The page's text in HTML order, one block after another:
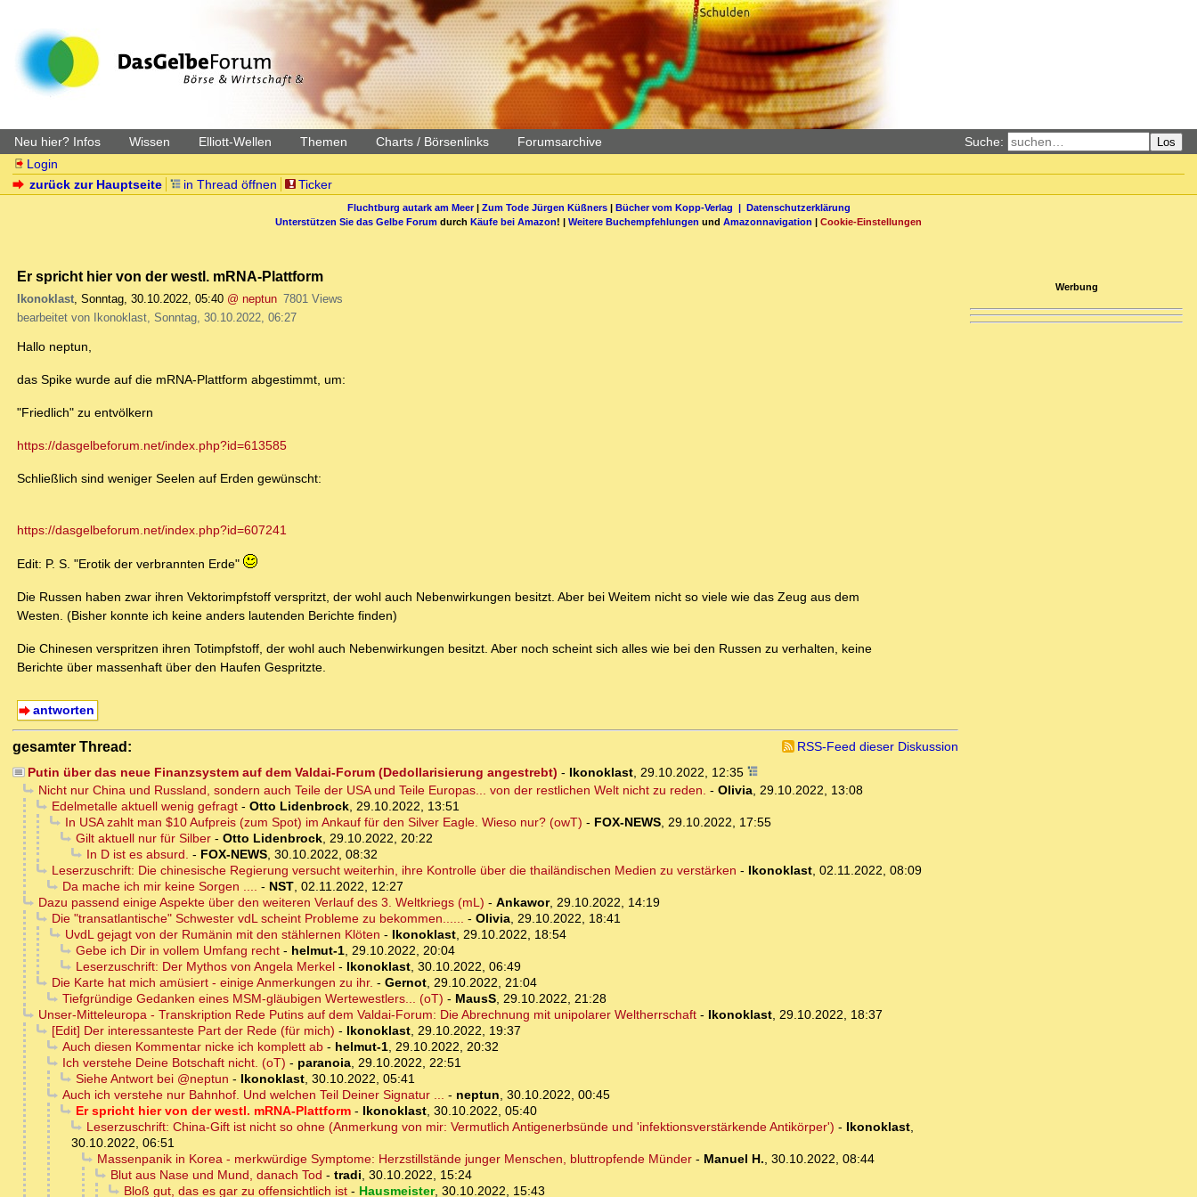
Neu hier? Infos Wissen Elliott-Wellen Themen Charts / Börsenlinks Forumsarchive Suche: Los
Login
zurück zur Hauptseite
in Thread öffnen Ticker
Fluchtburg autark am Meer| Zum Tode Jürgen Küßners| Bücher vom Kopp-Verlag | Datenschutzerklärung
Unterstützen Sie das Gelbe Forum durch Käufe bei Amazon! | Weitere Buchempfehlungen und Amazonnavigation | Cookie-Einstellungen
Er spricht hier von der westl. mRNA-Plattform
Ikonoklast, Sonntag, 30.10.2022, 05:40 @ neptun 7801 Views
bearbeitet von Ikonoklast, Sonntag, 30.10.2022, 06:27
Hallo neptun,
das Spike wurde auf die mRNA-Plattform abgestimmt, um:
"Friedlich" zu entvölkern
https://dasgelbeforum.net/index.php?id=613585
Schließlich sind weniger Seelen auf Erden gewünscht:
https://dasgelbeforum.net/index.php?id=607241
Edit: P. S. "Erotik der verbrannten Erde"
Die Russen haben zwar ihren Vektorimpfstoff verspritzt, der wohl auch Nebenwirkungen besitzt. Aber bei Weitem nicht so viele wie das Zeug aus dem
Westen. (Bisher konnte ich keine anders lautenden Berichte finden)
Die Chinesen verspritzen ihren Totimpfstoff, der wohl auch Nebenwirkungen besitzt. Aber noch scheint sich alles wie bei den Russen zu verhalten, keine
Berichte über massenhaft über den Haufen Gespritzte.
antworten
gesamter Thread:
RSS-Feed dieser Diskussion
Putin über das neue Finanzsystem auf dem Valdai-Forum (Dedollarisierung angestrebt) - Ikonoklast, 29.10.2022, 12:35
Nicht nur China und Russland, sondern auch Teile der USA und Teile Europas... von der restlichen Welt nicht zu reden. - Olivia, 29.10.2022, 13:08
Edelmetalle aktuell wenig gefragt- Otto Lidenbrock, 29.10.2022, 13:51
In USA zahlt man $10 Aufpreis (zum Spot) im Ankauf für den Silver Eagle. Wieso nur? (owT) - FOX-NEWS, 29.10.2022, 17:55
Gilt aktuell nur für Silber- Otto Lidenbrock, 29.10.2022, 20:22
In D ist es absurd. - FOX-NEWS, 30.10.2022, 08:32
Leserzuschrift: Die chinesische Regierung versucht weiterhin, ihre Kontrolle über die thailändischen Medien zu verstärken - Ikonoklast, 02.11.2022, 08:09
Da mache ich mir keine Sorgen .... - NST, 02.11.2022, 12:27
Dazu passend einige Aspekte über den weiteren Verlauf des 3. Weltkriegs (mL) - Ankawor, 29.10.2022, 14:19
Die "transatlantische" Schwester vdL scheint Probleme zu bekommen...... - Olivia, 29.10.2022, 18:41
UvdL gejagt von der Rumänin mit den stählernen Klöten - Ikonoklast, 29.10.2022, 18:54
Gebe ich Dir in vollem Umfang recht- helmut-1, 29.10.2022, 20:04
Leserzuschrift: Der Mythos von Angela Merkel- Ikonoklast, 30.10.2022, 06:49
Die Karte hat mich amüsiert - einige Anmerkungen zu ihr. - Gernot, 29.10.2022, 21:04
Tiefgründige Gedanken eines MSM-gläubigen Wertewestlers... (oT) - MausS, 29.10.2022, 21:28
Unser-Mitteleuropa - Transkription Rede Putins auf dem Valdai-Forum: Die Abrechnung mit unipolarer Weltherrschaft- Ikonoklast, 29.10.2022, 18:37
[Edit] Der interessanteste Part der Rede (für mich) - Ikonoklast, 29.10.2022, 19:37
Auch diesen Kommentar nicke ich komplett ab- helmut-1, 29.10.2022, 20:32
Ich verstehe Deine Botschaft nicht. (oT) - paranoia, 29.10.2022, 22:51
Siehe Antwort bei @neptun - Ikonoklast, 30.10.2022, 05:41
Auch ich verstehe nur Bahnhof. Und welchen Teil Deiner Signatur ... - neptun, 30.10.2022, 00:45
Er spricht hier von der westl. mRNA-Plattform- Ikonoklast, 30.10.2022, 05:40
Leserzuschrift: China-Gift ist nicht so ohne (Anmerkung von mir: Vermutlich Antigenerbsünde und 'infektionsverstärkende Antikörper') - Ikonoklast,
30.10.2022, 06:51
Massenpanik in Korea - merkwürdige Symptome: Herzstillstände junger Menschen, bluttropfende Münder- Manuel H., 30.10.2022, 08:44
Blut aus Nase und Mund, danach Tod - tradi, 30.10.2022, 15:24
Bloß gut, das es gar zu offensichtlich ist- Hausmeister, 30.10.2022, 15:43
Werbung